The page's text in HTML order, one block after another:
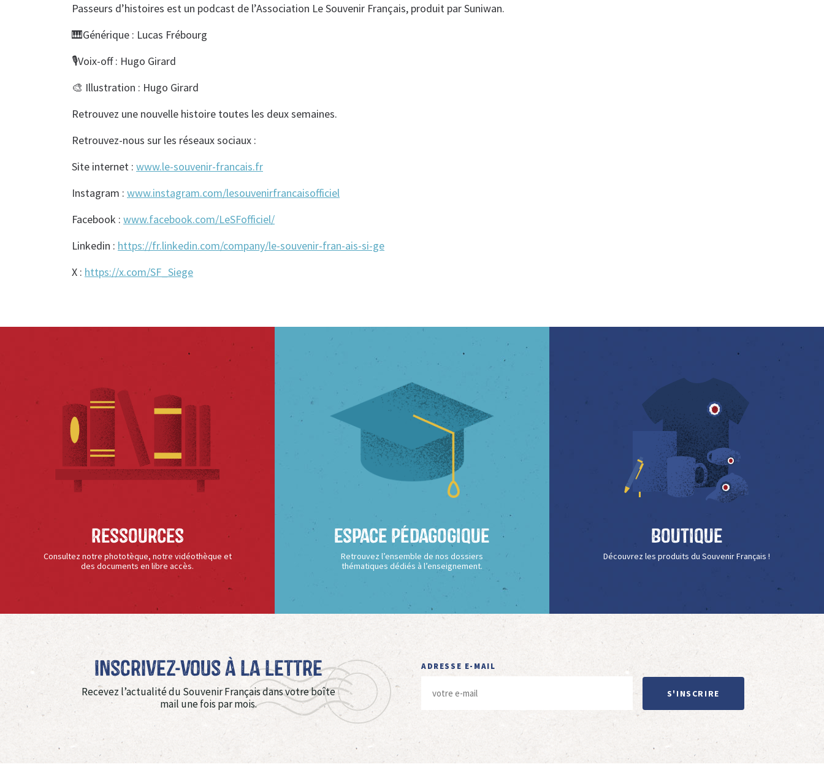
Passeurs d’histoires est un podcast de l’Association Le Souvenir Français, produit par Suniwan.
🎹Générique : Lucas Frébourg
🎙️Voix-off : Hugo Girard
🎨 Illustration : Hugo Girard
Retrouvez une nouvelle histoire toutes les deux semaines.
Retrouvez-nous sur les réseaux sociaux :
Site internet : www.le-souvenir-francais.fr
Instagram : www.instagram.com/lesouvenirfrancaisofficiel
Facebook : www.facebook.com/LeSFofficiel/
Linkedin : https://fr.linkedin.com/company/le-souvenir-fran-ais-si-ge
X : https://x.com/SF_Siege
Ressources
Consultez notre phototèque, notre vidéothèque et
des documents en libre accès.
Espace Pédagogique
Retrouvez l’ensemble de nos dossiers
thématiques dédiés à l’enseignement.
Boutique
Découvrez les produits du Souvenir Français !
Inscrivez-vous à La Lettre
Recevez l’actualité du Souvenir Français dans votre boîte
mail une fois par mois.
ADRESSE E-MAIL
S'INSCRIRE